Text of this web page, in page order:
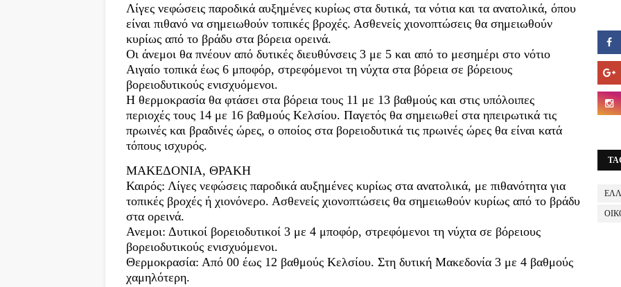
Λίγες νεφώσεις παροδικά αυξημένες κυρίως στα δυτικά, τα νότια και τα ανατολικά, όπου
είναι πιθανό να σημειωθούν τοπικές βροχές. Ασθενείς χιονοπτώσεις θα σημειωθούν
κυρίως από το βράδυ στα βόρεια ορεινά.
Οι άνεμοι θα πνέουν από δυτικές διευθύνσεις 3 με 5 και από το μεσημέρι στο νότιο
Αιγαίο τοπικά έως 6 μποφόρ, στρεφόμενοι τη νύχτα στα βόρεια σε βόρειους
βορειοδυτικούς ενισχυόμενοι.
Η θερμοκρασία θα φτάσει στα βόρεια τους 11 με 13 βαθμούς και στις υπόλοιπες
περιοχές τους 14 με 16 βαθμούς Κελσίου. Παγετός θα σημειωθεί στα ηπειρωτικά τις
πρωινές και βραδινές ώρες, ο οποίος στα βορειοδυτικά τις πρωινές ώρες θα είναι κατά
τόπους ισχυρός.
ΜΑΚΕΔΟΝΙΑ, ΘΡΑΚΗ
Καιρός: Λίγες νεφώσεις παροδικά αυξημένες κυρίως στα ανατολικά, με πιθανότητα για
τοπικές βροχές ή χιονόνερο. Ασθενείς χιονοπτώσεις θα σημειωθούν κυρίως από το βράδυ
στα ορεινά.
Ανεμοι: Δυτικοί βορειοδυτικοί 3 με 4 μποφόρ, στρεφόμενοι τη νύχτα σε βόρειους
βορειοδυτικούς ενισχυόμενοι.
Θερμοκρασία: Από 00 έως 12 βαθμούς Κελσίου. Στη δυτική Μακεδονία 3 με 4 βαθμούς
χαμηλότερη.